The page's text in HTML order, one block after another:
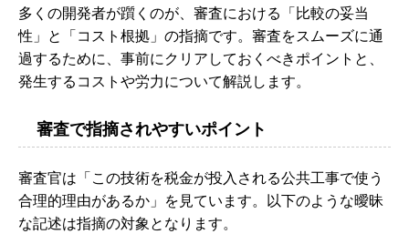
多くの開発者が躓くのが、審査における「比較の妥当
性」と「コスト根拠」の指摘です。審査をスムーズに通
過するために、事前にクリアしておくべきポイントと、
発生するコストや労力について解説します。
審査で指摘されやすいポイント
審査官は「この技術を税金が投入される公共工事で使う
合理的理由があるか」を見ています。以下のような曖昧
な記述は指摘の対象となります。